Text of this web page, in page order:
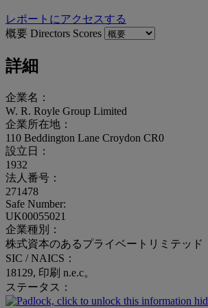
レポートにアクセスする
概要 Directors Scores
詳細
企業名：
W. R. Royle Group Limited
企業所在地：
110 Beddington Lane Croydon CR0
設立日：
1932
法人番号：
271478
Safe Number:
UK00055021
企業種別：
株式資本のあるプライベートリミテッド
SIC / NAICS：
18129, 印刷 n.e.c。
ステータス：